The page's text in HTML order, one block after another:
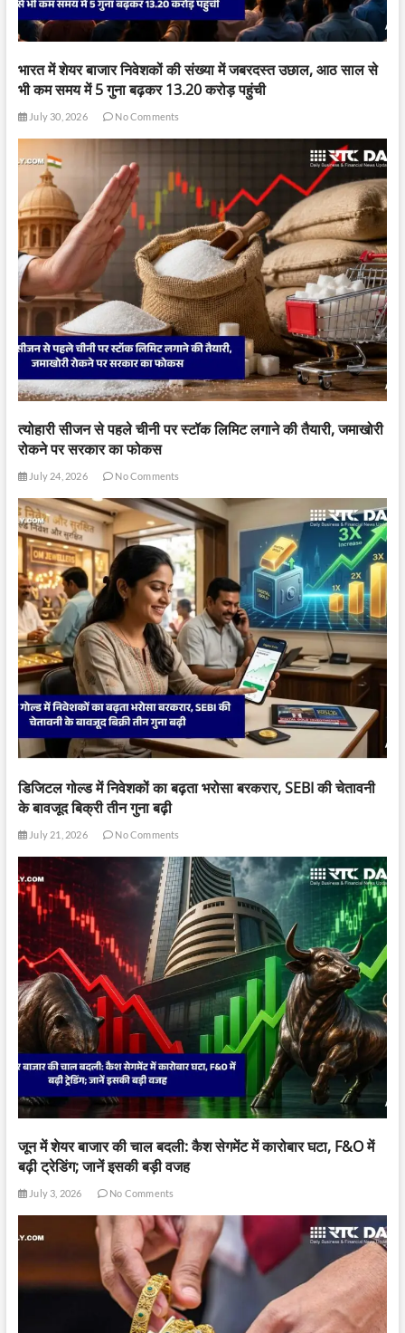
भारत में शेयर बाजार निवेशकों की संख्या में जबरदस्त उछाल, आठ साल से
भी कम समय में 5 गुना बढ़कर 13.20 करोड़ पहुंची
July 30, 2026 No Comments
त्योहारी सीजन से पहले चीनी पर स्टॉक लिमिट लगाने की तैयारी, जमाखोरी
रोकने पर सरकार का फोकस
July 24, 2026 No Comments
डिजिटल गोल्ड में निवेशकों का बढ़ता भरोसा बरकरार, SEBI की चेतावनी
के बावजूद बिक्री तीन गुना बढ़ी
July 21, 2026 No Comments
जून में शेयर बाजार की चाल बदली: कैश सेगमेंट में कारोबार घटा, F&O में
बढ़ी ट्रेडिंग; जानें इसकी बड़ी वजह
July 3, 2026 No Comments